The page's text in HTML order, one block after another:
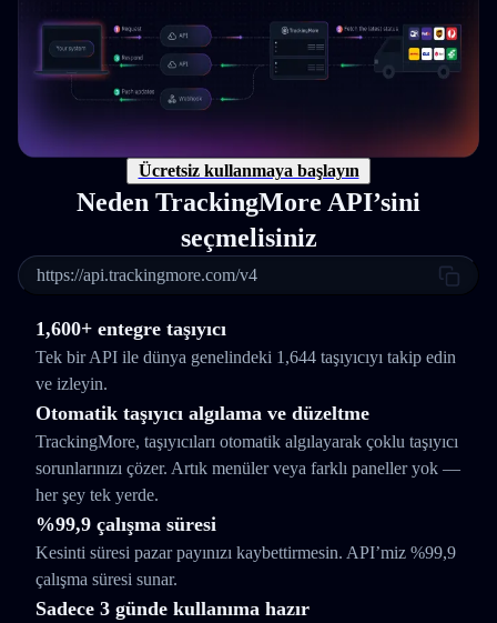
Ücretsiz kullanmaya başlayın
Neden TrackingMore API’sini
seçmelisiniz
https://api.trackingmore.com/v4
1,600+ entegre taşıyıcı
Tek bir API ile dünya genelindeki 1,644 taşıyıcıyı takip edin
ve izleyin.
Otomatik taşıyıcı algılama ve düzeltme
TrackingMore, taşıyıcıları otomatik algılayarak çoklu taşıyıcı
sorunlarınızı çözer. Artık menüler veya farklı paneller yok —
her şey tek yerde.
%99,9 çalışma süresi
Kesinti süresi pazar payınızı kaybettirmesin. API’miz %99,9
çalışma süresi sunar.
Sadece 3 günde kullanıma hazır